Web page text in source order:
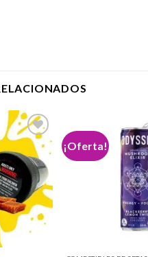
Add to
wishlist
¡Oferta!